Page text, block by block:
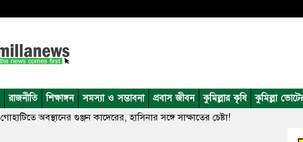
রাজনীতি শিক্ষাঙ্গন সমস্যা ও সম্ভাবনা প্রবাস জীবন কুমিল্লার কৃষি কুমিল্লা
গোহাটিতে অবস্থানের গুঞ্জন কাদেরের, হাসিনার সঙ্গে সাক্ষাতের চেষ্টা!